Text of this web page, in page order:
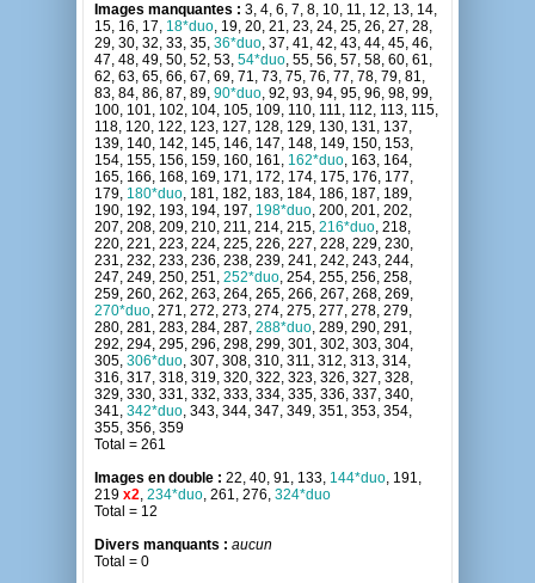
Images manquantes : 3, 4, 6, 7, 8, 10, 11, 12, 13, 14,
15, 16, 17, 18*duo, 19, 20, 21, 23, 24, 25, 26, 27, 28,
29, 30, 32, 33, 35, 36*duo, 37, 41, 42, 43, 44, 45, 46,
47, 48, 49, 50, 52, 53, 54*duo, 55, 56, 57, 58, 60, 61,
62, 63, 65, 66, 67, 69, 71, 73, 75, 76, 77, 78, 79, 81,
83, 84, 86, 87, 89, 90*duo, 92, 93, 94, 95, 96, 98, 99,
100, 101, 102, 104, 105, 109, 110, 111, 112, 113, 115,
118, 120, 122, 123, 127, 128, 129, 130, 131, 137,
139, 140, 142, 145, 146, 147, 148, 149, 150, 153,
154, 155, 156, 159, 160, 161, 162*duo, 163, 164,
165, 166, 168, 169, 171, 172, 174, 175, 176, 177,
179, 180*duo, 181, 182, 183, 184, 186, 187, 189,
190, 192, 193, 194, 197, 198*duo, 200, 201, 202,
207, 208, 209, 210, 211, 214, 215, 216*duo, 218,
220, 221, 223, 224, 225, 226, 227, 228, 229, 230,
231, 232, 233, 236, 238, 239, 241, 242, 243, 244,
247, 249, 250, 251, 252*duo, 254, 255, 256, 258,
259, 260, 262, 263, 264, 265, 266, 267, 268, 269,
270*duo, 271, 272, 273, 274, 275, 277, 278, 279,
280, 281, 283, 284, 287, 288*duo, 289, 290, 291,
292, 294, 295, 296, 298, 299, 301, 302, 303, 304,
305, 306*duo, 307, 308, 310, 311, 312, 313, 314,
316, 317, 318, 319, 320, 322, 323, 326, 327, 328,
329, 330, 331, 332, 333, 334, 335, 336, 337, 340,
341, 342*duo, 343, 344, 347, 349, 351, 353, 354,
355, 356, 359
Total = 261
Images en double : 22, 40, 91, 133, 144*duo, 191,
219 x2, 234*duo, 261, 276, 324*duo
Total = 12
Divers manquants : aucun
Total = 0